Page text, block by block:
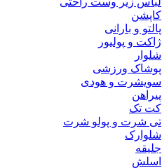
کاپشن
پالتو و بارانی
ژاکت و پولیور
شلوار
پوشاک ورزشی
سویشرت و هودی
پیراهن
کت تک
تی شرت و پولو شرت
شلوارک
جلیقه
اسلش